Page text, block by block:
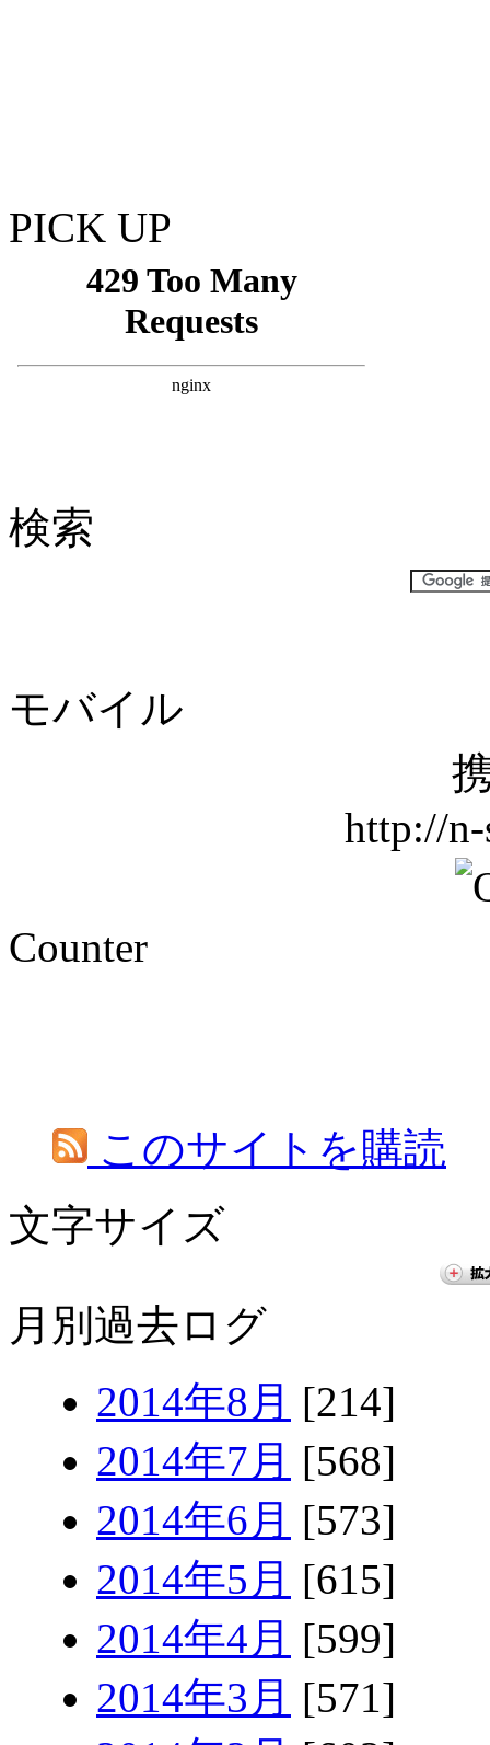
PICK UP
検索
モバイル
http://
Counter
このサイトを購読
文字サイズ
月別過去ログ
2014年8月 [214]
2014年7月 [568]
2014年6月 [573]
2014年5月 [615]
2014年4月 [599]
2014年3月 [571]